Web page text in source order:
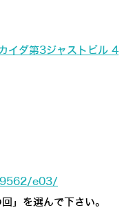
ダ第3ジャストビル 4
e03/
」を選んで下さい。